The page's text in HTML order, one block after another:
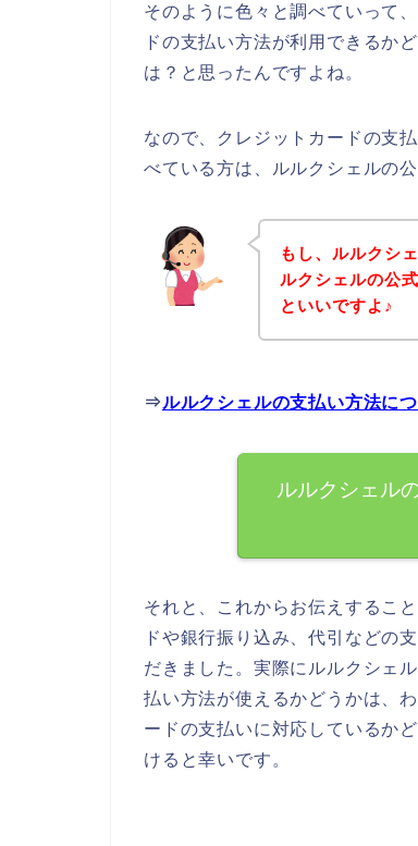
そのように色々と調べていって
ドの支払い方法が利用できるか
は？と思ったんですよね。
なので、クレジットカードの支
べている方は、ルルクシェルの
もし、ルルクシ
ルクシェルの公
といいですよ♪
⇒ルルクシェルの支払い方法に
ルルクシェル
それと、これからお伝えするこ
ドや銀行振り込み、代引などの
だきました。実際にルルクシェ
払い方法が使えるかどうかは、
ードの支払いに対応しているか
けると幸いです。